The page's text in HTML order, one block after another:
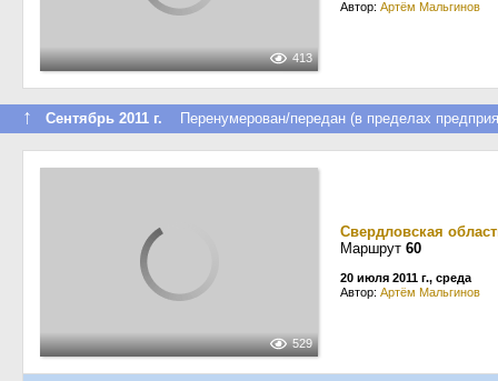
413
Автор: Артём Мальгинов
↑ Сентябрь 2011 г. Перенумерован/передан (в пределах
529
Свердловская
Маршрут 60
20 июля 2011 г., среда
Автор: Артём Мальгинов